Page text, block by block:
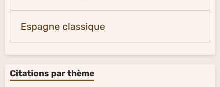
Espagne classique
Citations par thème